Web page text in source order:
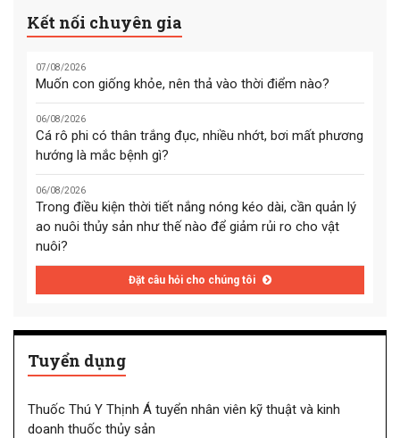
Kết nối chuyên gia
07/08/2026
Muốn con giống khỏe, nên thả vào thời điểm nào?
06/08/2026
Cá rô phi có thân trắng đục, nhiều nhớt, bơi mất phương
hướng là mắc bệnh gì?
06/08/2026
Trong điều kiện thời tiết nắng nóng kéo dài, cần quản lý
ao nuôi thủy sản như thế nào để giảm rủi ro cho vật
nuôi?
Đặt câu hỏi cho chúng tôi
Tuyển dụng
Thuốc Thú Y Thịnh Á tuyển nhân viên kỹ thuật và kinh
doanh thuốc thủy sản